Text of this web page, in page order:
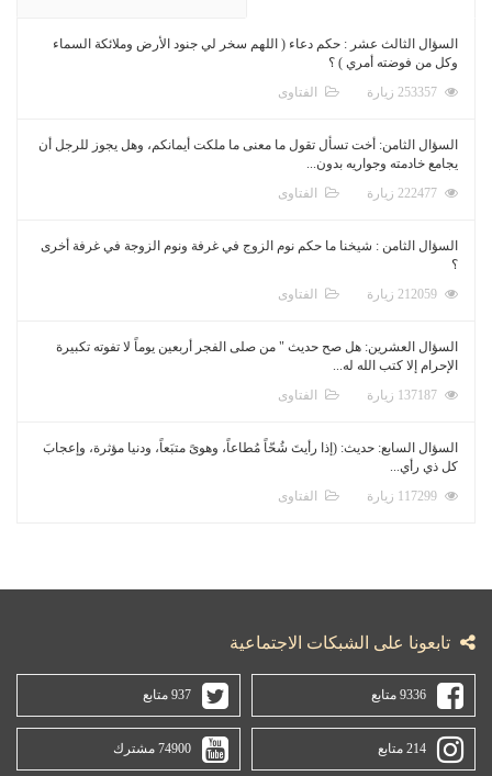
السؤال الثالث عشر : حكم دعاء ( اللهم سخر لي جنود الأرض وملائكة السماء
وكل من فوضته أمري ) ؟
الفتاوى
السؤال الثامن: أخت تسأل تقول ما معنى ما ملكت أيمانكم، وهل يجوز للرجل أن
يجامع خادمته وجواريه بدون...
الفتاوى
السؤال الثامن : شيخنا ما حكم نوم الزوج في غرفة ونوم الزوجة في غرفة أخرى
؟
الفتاوى
السؤال العشرين: هل صح حديث " من صلى الفجر أربعين يوماً لا تفوته تكبيرة
الإحرام إلا كتب الله له...
الفتاوى
السؤال السابع: حديث: (إذا رأيتَ شُحّاً مُطاعاً، وهوىً متبَعاً، ودنيا مؤثرة، وإعجابَ
كل ذي رأي...
الفتاوى
تابعونا على الشبكات الاجتماعية
9336 متابع 937 متابع
214 متابع 74900 مشترك